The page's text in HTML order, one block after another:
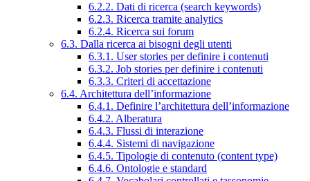
6.2.2. Dati di ricerca (search keywords)
6.2.3. Ricerca tramite analytics
6.2.4. Ricerca sui forum
6.3. Dalla ricerca ai bisogni degli utenti
6.3.1. User stories per definire i contenuti
6.3.2. Job stories per definire i contenuti
6.3.3. Criteri di accettazione
6.4. Architettura dell’informazione
6.4.1. Definire l’architettura dell’informazione
6.4.2. Alberatura
6.4.3. Flussi di interazione
6.4.4. Sistemi di navigazione
6.4.5. Tipologie di contenuto (content type)
6.4.6. Ontologie e standard